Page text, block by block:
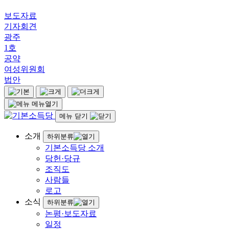
보도자료
기자회견
광주
1호
공약
여성위원회
법안
메뉴열기
메뉴 닫기
소개 하위분류
기본소득당 소개
당헌·당규
조직도
사람들
로고
소식
하위분류
논평·보도자료
일정